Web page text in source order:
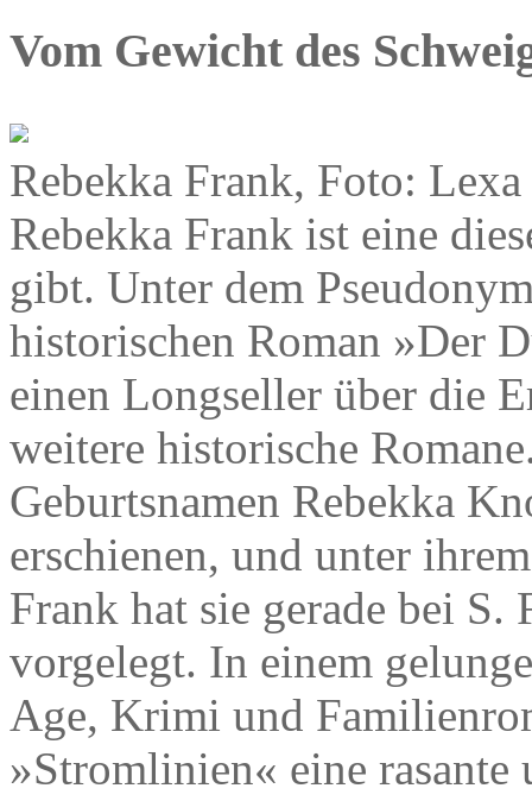
Vom Gewicht des
Rebekka Frank, Foto: Lexa
Rebekka Frank ist eine
gibt. Unter dem
historischen Roman »Der
einen Longseller über die
weitere historische
Geburtsnamen Rebekka
erschienen, und unter
Frank hat sie gerade bei
vorgelegt. In einem
Age, Krimi und
»Stromlinien« eine rasante